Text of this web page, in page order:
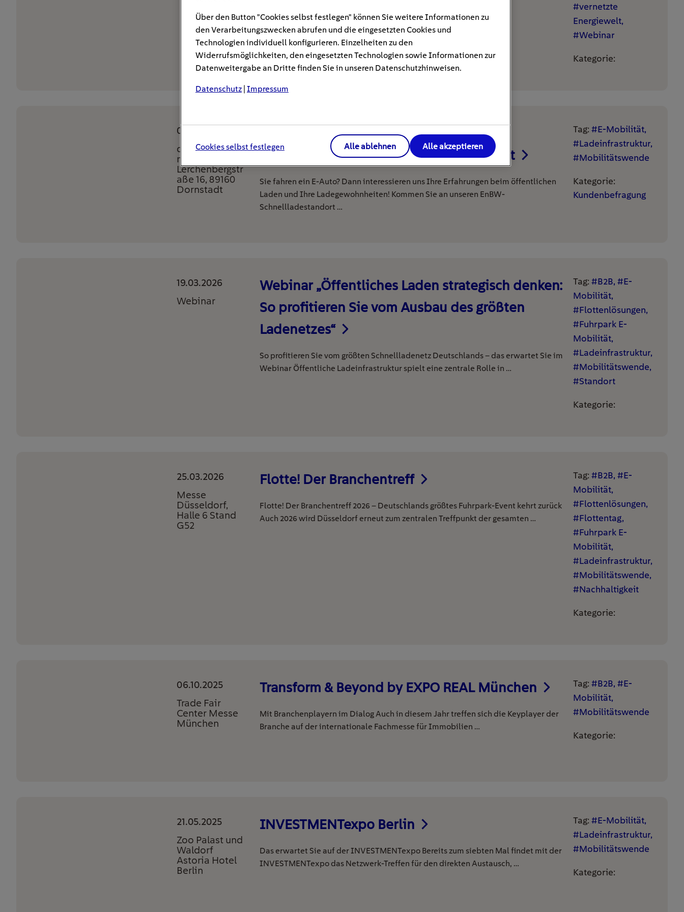
#vernetzte
Energiewelt,
#Webinar
Kategorie:
04.05.2026
dm-drogerie
markt,
Lerchenbergstr
aße 16, 89160
Dornstadt
Kund*innen Befragung am EnBW-
Schnellladestandort bei dm in Dornstadt
Sie fahren ein E-Auto? Dann interessieren uns Ihre Erfahrungen beim öffentlichen
Laden und Ihre Ladegewohnheiten! Kommen Sie an unseren EnBW-
Schnellladestandort …
Tag: #E-Mobilität,
#Ladeinfrastruktur,
#Mobilitätswende
Kategorie:
Kundenbefragung
19.03.2026
Webinar
Webinar „Öffentliches Laden strategisch denken:
So profitieren Sie vom Ausbau des größten
Ladenetzes“
So profitieren Sie vom größten Schnellladenetz Deutschlands – das erwartet Sie im
Webinar Öffentliche Ladeinfrastruktur spielt eine zentrale Rolle in …
Tag: #B2B, #E-
Mobilität,
#Flottenlösungen,
#Fuhrpark E-
Mobilität,
#Ladeinfrastruktur,
#Mobilitätswende,
#Standort
Kategorie:
25.03.2026
Messe
Düsseldorf,
Halle 6 Stand
G52
Flotte! Der Branchentreff
Flotte! Der Branchentreff 2026 – Deutschlands größtes Fuhrpark-Event kehrt zurück
Auch 2026 wird Düsseldorf erneut zum zentralen Treffpunkt der gesamten …
Tag: #B2B, #E-
Mobilität,
#Flottenlösungen,
#Flottentag,
#Fuhrpark E-
Mobilität,
#Ladeinfrastruktur,
#Mobilitätswende,
#Nachhaltigkeit
Kategorie:
06.10.2025
Trade Fair
Center Messe
München
Transform & Beyond by EXPO REAL München
Mit Branchenplayern im Dialog Auch in diesem Jahr treffen sich die Keyplayer der
Branche auf der internationale Fachmesse für Immobilien …
Tag: #B2B, #E-
Mobilität,
#Mobilitätswende
Kategorie:
21.05.2025
Zoo Palast und
Waldorf
Astoria Hotel
Berlin
INVESTMENTexpo Berlin
Das erwartet Sie auf der INVESTMENTexpo Bereits zum siebten Mal findet mit der
INVESTMENTexpo das Netzwerk-Treffen für den direkten Austausch, …
Tag: #E-Mobilität,
#Ladeinfrastruktur,
#Mobilitätswende
Kategorie:
Über den Button "Cookies selbst festlegen" können Sie weitere Informationen zu
den Verarbeitungszwecken abrufen und die eingesetzten Cookies und
Technologien individuell konfigurieren. Einzelheiten zu den
Widerrufsmöglichkeiten, den eingesetzten Technologien sowie Informationen zur
Datenweitergabe an Dritte finden Sie in unseren Datenschutzhinweisen.
Datenschutz | Impressum
Cookies selbst festlegen Alle ablehnen Alle akzeptieren